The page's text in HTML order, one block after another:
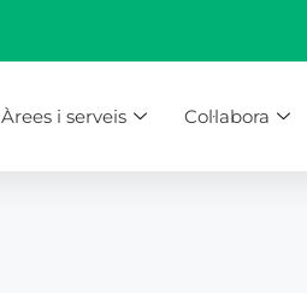
Àrees i serveis Col·labora